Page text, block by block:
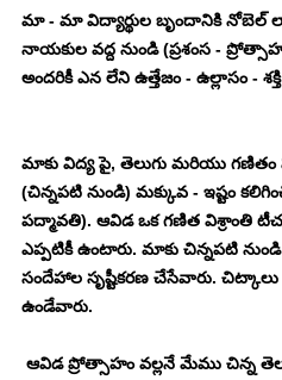
మా - మా విద్యార్థుల బృందానికి నోబెల్
నాయకుల వద్ద నుండి (ప్రశంస -
అందరికీ ఎన లేని ఉత్తేజం - ఉల్లాసం -
మాకు విద్య పై, తెలుగు మరియు గణితం
(చిన్నపటి నుండి) మక్కువ - ఇష్టం
పద్మావతి). ఆవిడ ఒక గణిత విశ్రాంతి
ఎప్పటికీ ఉంటారు. మాకు చిన్నపటి
సందేహాల సృష్టీకరణ చేసేవారు.
ఉండేవారు.
ఆవిడ ప్రోత్సాహం వల్లనే మేము చిన్న